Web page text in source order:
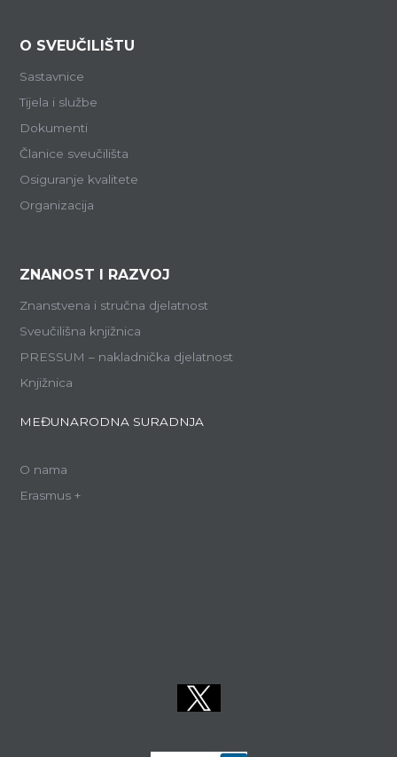
O SVEUČILIŠTU
Sastavnice
Tijela i službe
Dokumenti
Članice sveučilišta
Osiguranje kvalitete
Organizacija
ZNANOST I RAZVOJ
Znanstvena i stručna djelatnost
Sveučilišna knjižnica
PRESSUM – nakladnička djelatnost
Knjižnica
MEĐUNARODNA SURADNJA
O nama
Erasmus +